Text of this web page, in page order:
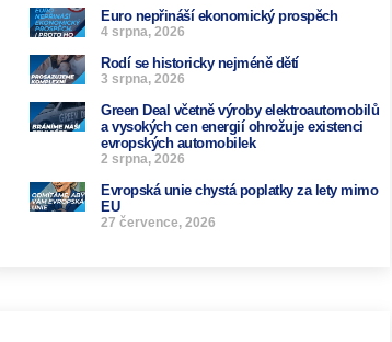
Euro nepřináší ekonomický prospěch
4 srpna, 2026
Rodí se historicky nejméně dětí
3 srpna, 2026
Green Deal včetně výroby elektroautomobilů
a vysokých cen energií ohrožuje existenci
evropských automobilek
2 srpna, 2026
Evropská unie chystá poplatky za lety mimo
EU
27 července, 2026